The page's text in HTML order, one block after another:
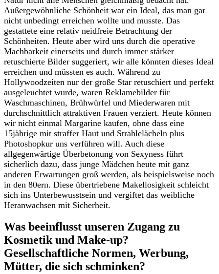
Außergewöhnliche Schönheit war ein Ideal, das man gar
nicht unbedingt erreichen wollte und musste. Das
gestattete eine relativ neidfreie Betrachtung der
Schönheiten. Heute aber wird uns durch die operative
Machbarkeit einerseits und durch immer stärker
retuschierte Bilder suggeriert, wir alle könnten dieses Ideal
erreichen und müssten es auch. Während zu
Hollywoodzeiten nur der große Star retuschiert und perfekt
ausgeleuchtet wurde, waren Reklamebilder für
Waschmaschinen, Brühwürfel und Miederwaren mit
durchschnittlich attraktiven Frauen verziert. Heute können
wir nicht einmal Margarine kaufen, ohne dass eine
15jährige mit straffer Haut und Strahlelächeln plus
Photoshopkur uns verführen will. Auch diese
allgegenwärtige Überbetonung von Sexyness führt
sicherlich dazu, dass junge Mädchen heute mit ganz
anderen Erwartungen groß werden, als beispielsweise noch
in den 80ern. Diese übertriebene Makellosigkeit schleicht
sich ins Unterbewusstsein und vergiftet das weibliche
Heranwachsen mit Sicherheit.
Was beeinflusst unseren Zugang zu
Kosmetik und Make-up?
Gesellschaftliche Normen, Werbung,
Mütter, die sich schminken?